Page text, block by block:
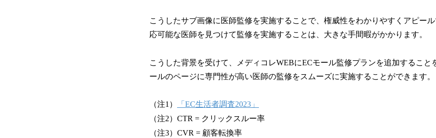
こうしたサブ画像に医師監修を実施することで、権威性をわかりやすくアピー
応可能な医師を見つけて監修を実施することは、大きな手間暇がかかります。
こうした背景を受けて、メディコレWEBにECモール監修プランを追加すること
ールのページに専門性が高い医師の監修をスムーズに実施することができます。
（注1）
「EC生活者調査2023」
（注2）CTR = クリックスルー率
（注3）CVR = 顧客転換率